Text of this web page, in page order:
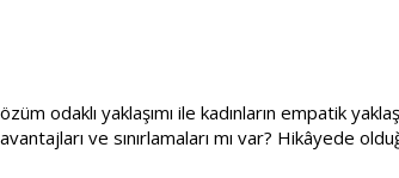
odaklı yaklaşımı ile kadınların empatik
ve sınırlamaları mı var? Hikâyede